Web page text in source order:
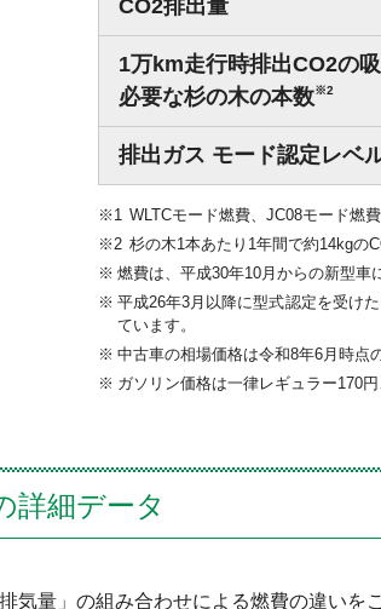
CO2排出量
1万km走行時排出CO2の
必要な杉の木の本数※2
排出ガス モード認定レベ
WLTCモード燃費、JC08モード燃
杉の木1本あたり1年間で約14kgの
燃費は、平成30年10月からの新型車
平成26年3月以降に型式認定を受け
ています。
中古車の相場価格は令和8年6月時点
ガソリン価格は一律レギュラー170
詳細データ
気量」の組み合わせによる燃費の違いを